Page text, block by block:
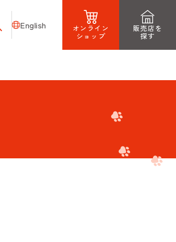
English
オンライン
ショップ
販売店を
探す